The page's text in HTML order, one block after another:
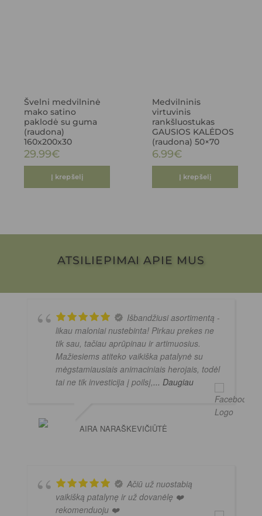
Švelni medvilninė
mako satino
paklodė su guma
(raudona)
160x200x30
29.99€
Į krepšelį
Medvilninis
virtuvinis
rankšluostukas
GAUSIOS KALĖDOS
(raudona) 50×70
6.99€
Į krepšelį
ATSILIEPIMAI APIE MUS
Išbandžiusi asortimentą -
likau maloniai nustebinta! Pirkau prekes ne
tik sau, tačiau aprūpinau ir artimuosius.
Mažiesiems atiteko vaikiška patalynė su
mėgstamiausiais animaciniais herojais, todėl
tai ne tik investicija į poilsį,... Daugiau
AIRA NARAŠKEVIČIŪTĖ
Ačiū už nuostabią
vaikišką patalynę ir už dovanėlę ❤️
rekomenduoju ❤️